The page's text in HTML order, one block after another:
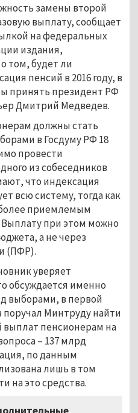
замены второй
выплату, сообщает
на федеральных
издания,
том, будет ли
пенсий в 2016 году, в
принять президент РФ
Дмитрий Медведев.
должны стать
в Госдуму РФ 18
провести
из собеседников
что индексация
всю систему, тогда как
приемлемым
при этом можно
а не через
(ПФР).
уверяет
обсуждается именно
выборами, в первой
поручал Минтруду найти
пенсионерам на
– 137 млрд
по данным
лишь в том
на это средства.